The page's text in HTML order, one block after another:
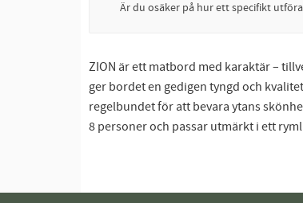
Är du osäker på hur ett specifikt
ZION är ett matbord med karaktär –
ger bordet en gedigen tyngd och
regelbundet för att bevara ytans
8 personer och passar utmärkt i ett